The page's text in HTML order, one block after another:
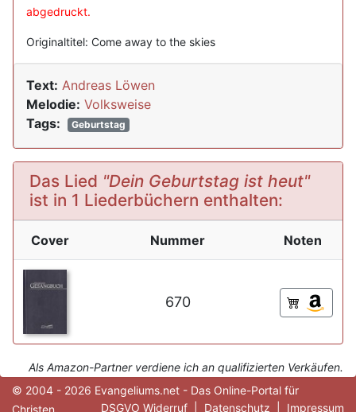
abgedruckt.
Originaltitel: Come away to the skies
Text: Andreas Löwen
Melodie: Volksweise
Tags:
Geburtstag
Das Lied "Dein Geburtstag ist heut"
ist in 1 Liederbüchern enthalten:
Cover Nummer Noten
670
Als Amazon-Partner verdiene ich an qualifizierten Verkäufen.
© 2004 - 2026 Evangeliums.net - Das Online-Portal für
Christen
DSGVO Widerruf Datenschutz Impressum